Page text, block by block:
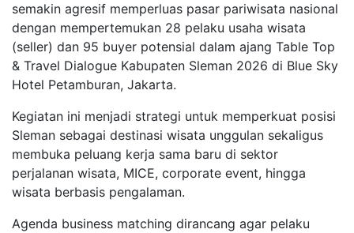
semakin agresif memperluas pasar pariwisata nasional
dengan mempertemukan 28 pelaku usaha wisata
(seller) dan 95 buyer potensial dalam ajang Table Top
& Travel Dialogue Kabupaten Sleman 2026 di Blue Sky
Hotel Petamburan, Jakarta.
Kegiatan ini menjadi strategi untuk memperkuat posisi
Sleman sebagai destinasi wisata unggulan sekaligus
membuka peluang kerja sama baru di sektor
perjalanan wisata, MICE, corporate event, hingga
wisata berbasis pengalaman.
Agenda business matching dirancang agar pelaku